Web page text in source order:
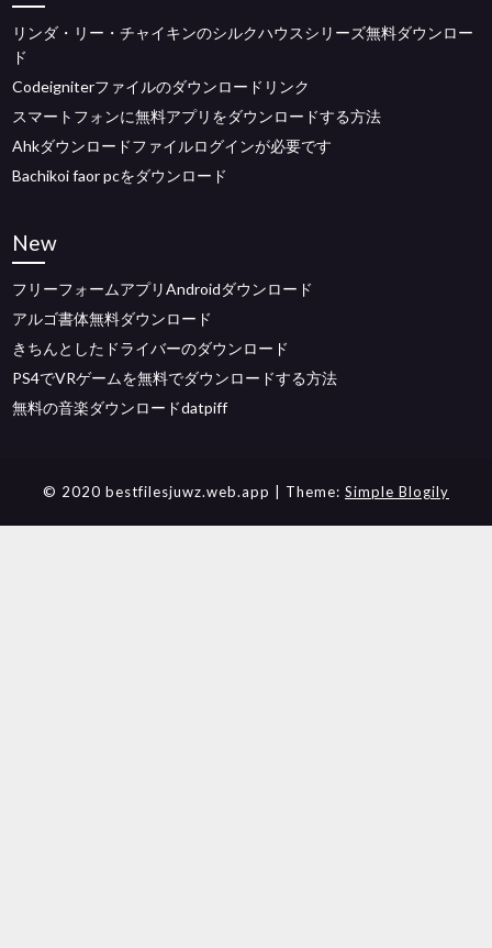
リンダ・リー・チャイキンのシルクハウスシリーズ無料ダウンロー
ド
Codeigniterファイルのダウンロードリンク
スマートフォンに無料アプリをダウンロードする方法
Ahkダウンロードファイルログインが必要です
Bachikoi faor pcをダウンロード
New
フリーフォームアプリAndroidダウンロード
アルゴ書体無料ダウンロード
きちんとしたドライバーのダウンロード
PS4でVRゲームを無料でダウンロードする方法
無料の音楽ダウンロードdatpiff
© 2020 bestfilesjuwz.web.app | Theme: Simple Blogily